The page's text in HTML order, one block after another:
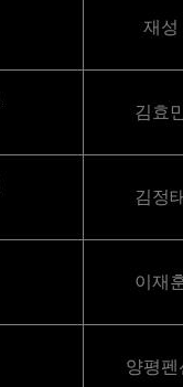
재성
김효
김정
이재
양평펜